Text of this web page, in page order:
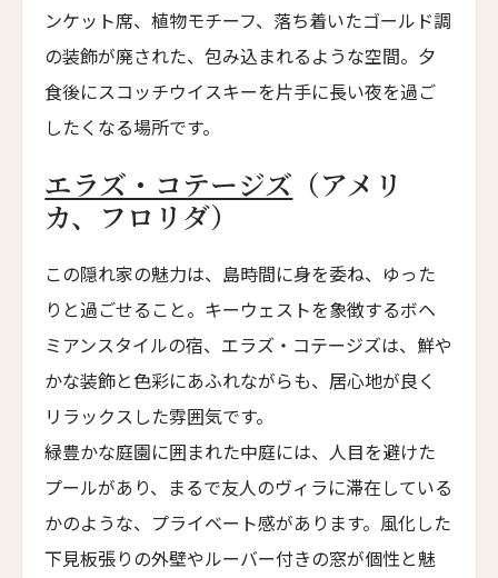
スマック マチュピチュ ホテル
アートホテル リポーゾ
ウエスト ベイ クラブ
West Bay Club
ラ・コラリーナ・アイランド・ハウス
La Coralina Island House
コンヴェント・フランチェスカーノ
Convento Francescano
パイン・ツリーズ・ホテル
Pine Trees Hotel
Winslow's Bungalows
Lighthouse Hotel
ンケット席、植物モチーフ、落ち着いたゴールド調
の装飾が廃された、包み込まれるような空間。夕
食後にスコッチウイスキーを片手に長い夜を過ご
したくなる場所です。
エラズ・コテージズ （アメリ
カ、フロリダ）
この隠れ家の魅力は、島時間に身を委ね、ゆった
りと過ごせること。キーウェストを象徴するボヘ
ミアンスタイルの宿、エラズ・コテージズは、鮮や
かな装飾と色彩にあふれながらも、居心地が良く
リラックスした雰囲気です。
緑豊かな庭園に囲まれた中庭には、人目を避けた
プールがあり、まるで友人のヴィラに滞在している
かのような、プライベート感があります。風化した
下見板張りの外壁やルーバー付きの窓が個性と魅